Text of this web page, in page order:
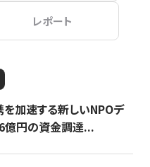
レポート
を加速する新しいNPOデ
億円の資金調達...